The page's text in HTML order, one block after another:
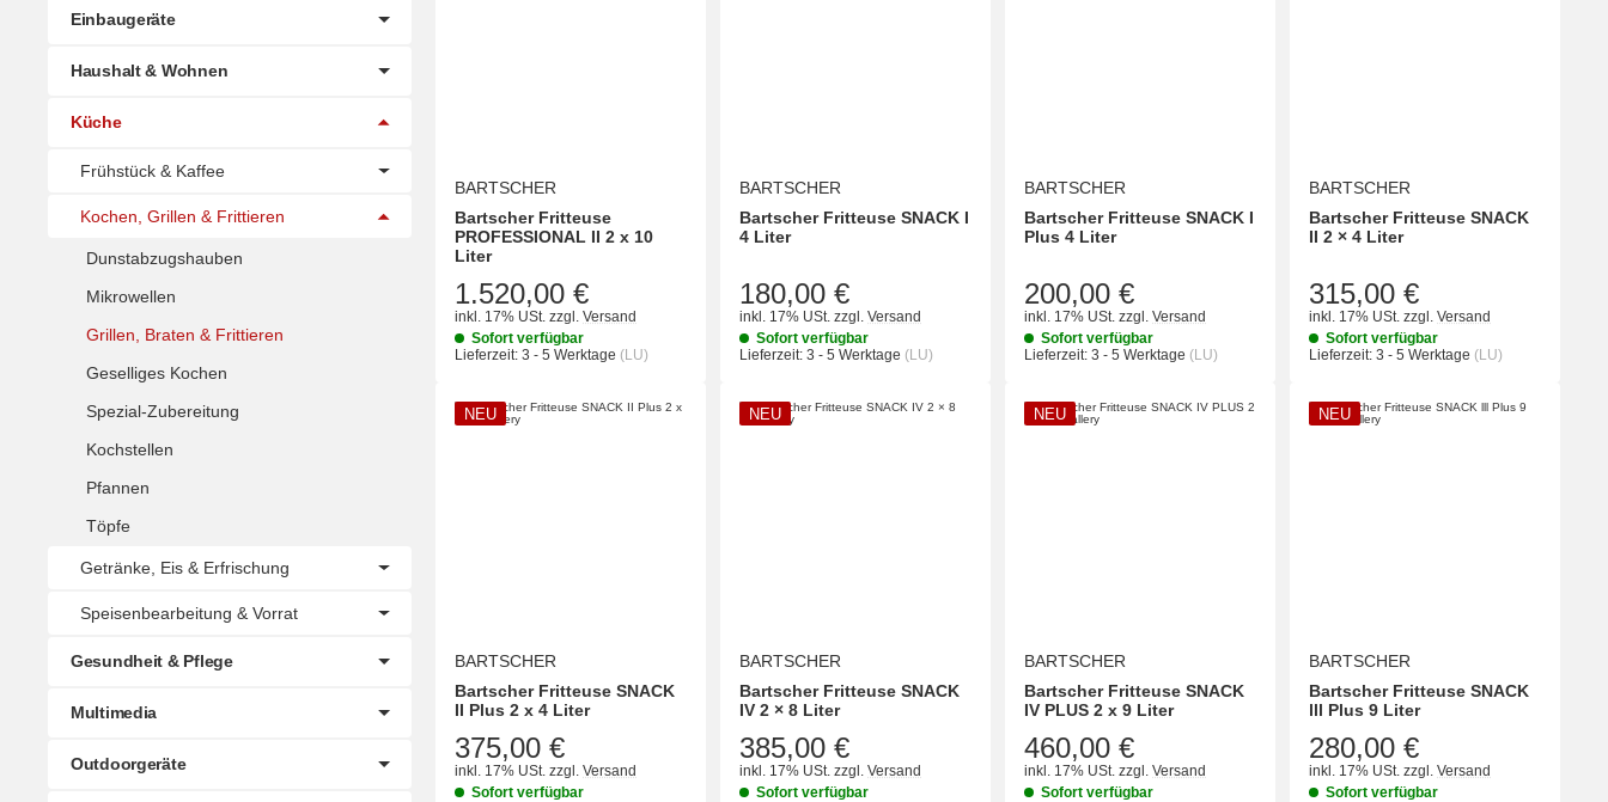
BARTSCHER
Bartscher Fritteuse
PROFESSIONAL II 2 x 10
Liter
1.520,00 €
inkl. 17% USt. zzgl. Versand
Sofort verfügbar
Lieferzeit: 3 - 5 Werktage (LU)
BARTSCHER
Bartscher Fritteuse SNACK I
4 Liter
180,00 €
inkl. 17% USt. zzgl. Versand
Sofort verfügbar
Lieferzeit: 3 - 5 Werktage (LU)
BARTSCHER
Bartscher Fritteuse SNACK I
Plus 4 Liter
200,00 €
inkl. 17% USt. zzgl. Versand
Sofort verfügbar
Lieferzeit: 3 - 5 Werktage (LU)
BARTSCHER
Bartscher Fritteuse SNACK
II 2 × 4 Liter
315,00 €
inkl. 17% USt. zzgl. Versand
Sofort verfügbar
Lieferzeit: 3 - 5 Werktage (LU)
NEU
BARTSCHER
Bartscher Fritteuse SNACK
II Plus 2 x 4 Liter
375,00 €
inkl. 17% USt. zzgl. Versand
Sofort verfügbar
NEU
BARTSCHER
Bartscher Fritteuse SNACK
IV 2 × 8 Liter
385,00 €
inkl. 17% USt. zzgl. Versand
Sofort verfügbar
NEU
BARTSCHER
Bartscher Fritteuse SNACK
IV PLUS 2 x 9 Liter
460,00 €
inkl. 17% USt. zzgl. Versand
Sofort verfügbar
NEU
BARTSCHER
Bartscher Fritteuse SNACK
lll Plus 9 Liter
280,00 €
inkl. 17% USt. zzgl. Versand
Sofort verfügbar
Einbaugeräte
Haushalt & Wohnen
Küche
Frühstück & Kaffee
Kochen, Grillen & Frittieren
Dunstabzugshauben
Mikrowellen
Grillen, Braten & Frittieren
Geselliges Kochen
Spezial-Zubereitung
Kochstellen
Pfannen
Töpfe
Getränke, Eis & Erfrischung
Speisenbearbeitung & Vorrat
Gesundheit & Pflege
Multimedia
Outdoorgeräte